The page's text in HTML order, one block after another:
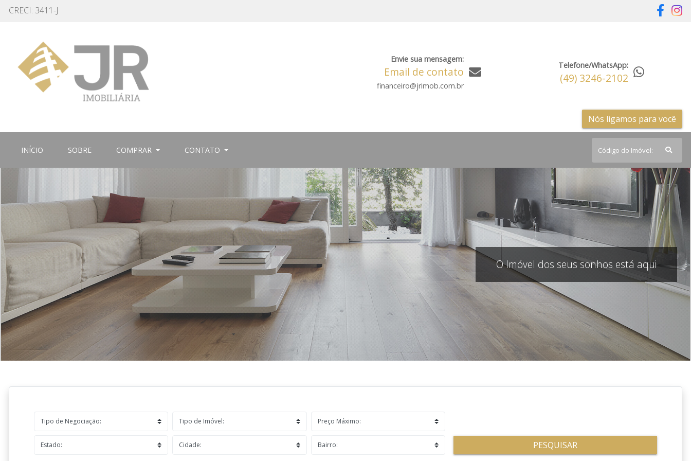
CRECI: 3411-J
Envie sua mensagem:
Email de contato
financeiro@jrimob.com.br
Telefone/WhatsApp:
(49) 3246-2102
Nós ligamos para você
INÍCIO (CURRENT)SOBRE(CURRENT)COMPRAR CONTATO
O Imóvel dos seus sonhos está aqui
PESQUISAR